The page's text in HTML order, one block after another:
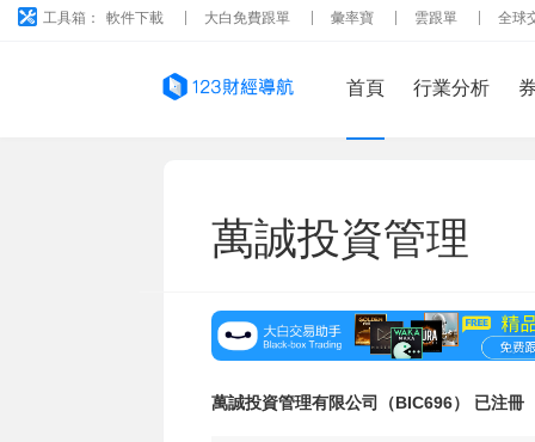
工具箱： 軟件下載 大白免費跟單 彙率寶 雲跟單 全球
首頁 行業分析
萬誠投資管理
萬誠投資管理有限公司（BIC696） 已注冊